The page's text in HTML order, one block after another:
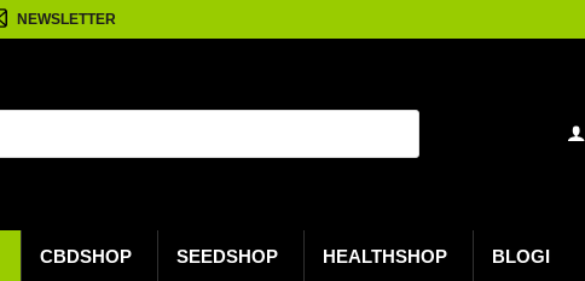
NEWSLETTER
CBDSHOP SEEDSHOP HEALTHSHOP BLOGI